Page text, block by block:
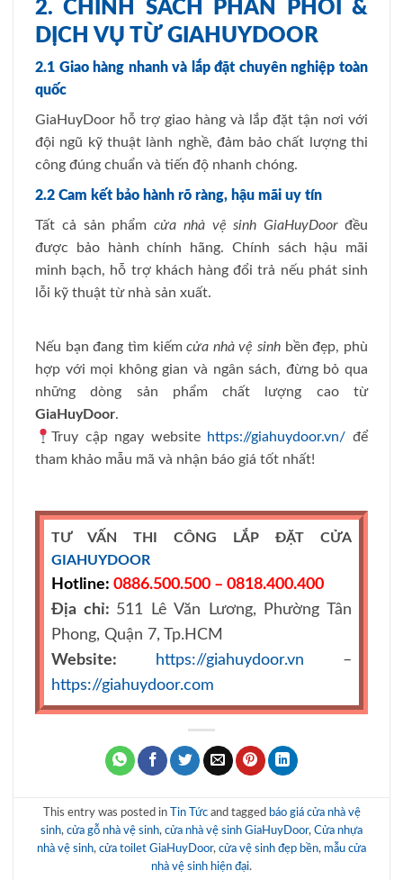
2. CHÍNH SÁCH PHÂN PHỐI &
DỊCH VỤ TỪ GIAHUYDOOR
2.1 Giao hàng nhanh và lắp đặt chuyên nghiệp toàn
quốc
GiaHuyDoor hỗ trợ giao hàng và lắp đặt tận nơi với
đội ngũ kỹ thuật lành nghề, đảm bảo chất lượng thi
công đúng chuẩn và tiến độ nhanh chóng.
2.2 Cam kết bảo hành rõ ràng, hậu mãi uy tín
Tất cả sản phẩmcửa nhà vệ sinh GiaHuyDoorđều
được bảo hành chính hãng. Chính sách hậu mãi
minh bạch, hỗ trợ khách hàng đổi trả nếu phát sinh
lỗi kỹ thuật từ nhà sản xuất.
Nếu bạn đang tìm kiếmcửa nhà vệ sinh bền đẹp, phù
hợp với mọi không gian và ngân sách, đừng bỏ qua
những dòng sản phẩm chất lượng cao từ
GiaHuyDoor.
Truy cập ngay website https://giahuydoor.vn/ để
tham khảo mẫu mã và nhận báo giá tốt nhất!
TƯ VẤN THI CÔNG LẮP ĐẶT CỬA
GIAHUYDOOR
Hotline: 0886.500.500 – 0818.400.400
Địa chỉ: 511 Lê Văn Lương, Phường Tân
Phong, Quận 7, Tp.HCM
Website:
https://giahuydoor.vn –
https://giahuydoor.com
This entry was posted in Tin Tứcand tagged báo giá cửa nhà vệ
sinh, cửa gỗ nhà vệ sinh, cửa nhà vệ sinh GiaHuyDoor, Cửa nhựa
nhà vệ sinh, cửa toilet GiaHuyDoor, cửa vệ sinh đẹp bền, mẫu cửa
nhà vệ sinh hiện đại.